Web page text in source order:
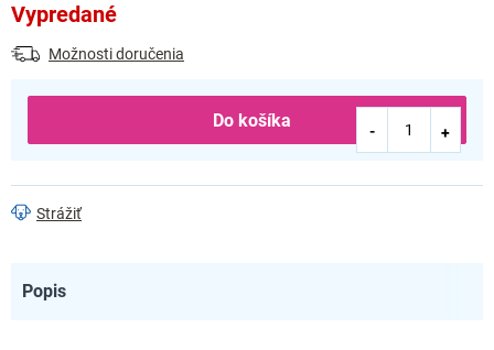
Vypredané
Možnosti doručenia
Do košíka
Strážiť
Popis